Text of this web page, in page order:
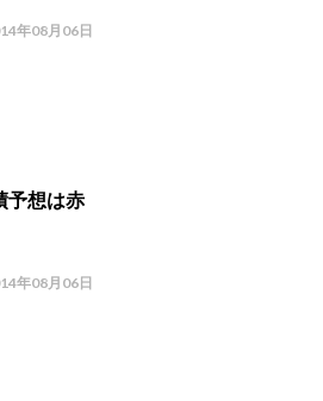
年08月06日
予想は赤
年08月06日